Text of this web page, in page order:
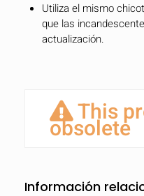
Utiliza el mismo
que las
actualización.
This
obsolete
Información